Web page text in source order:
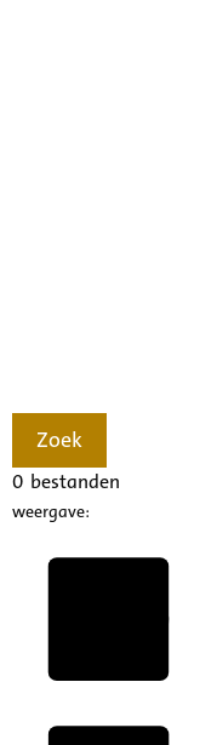
Zoek
0 bestanden
weergave: